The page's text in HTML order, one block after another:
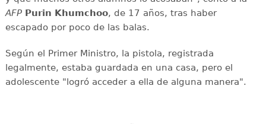
AFP Purin Khumchoo, de 17 años, tras haber
escapado por poco de las balas.
Según el Primer Ministro, la pistola, registrada
legalmente, estaba guardada en una casa, pero el
adolescente "logró acceder a ella de alguna manera".